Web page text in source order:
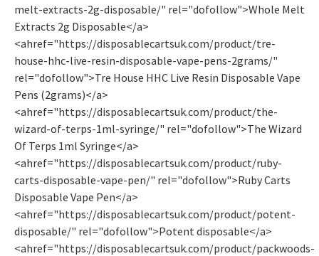
melt-extracts-2g-disposable/" rel="dofollow">Whole Melt
Extracts 2g Disposable</a>
<ahref="https://disposablecartsuk.com/product/tre-
house-hhc-live-resin-disposable-vape-pens-2grams/"
rel="dofollow">Tre House HHC Live Resin Disposable Vape
Pens (2grams)</a>
<ahref="https://disposablecartsuk.com/product/the-
wizard-of-terps-1ml-syringe/" rel="dofollow">The Wizard
Of Terps 1ml Syringe</a>
<ahref="https://disposablecartsuk.com/product/ruby-
carts-disposable-vape-pen/" rel="dofollow">Ruby Carts
Disposable Vape Pen</a>
<ahref="https://disposablecartsuk.com/product/potent-
disposable/" rel="dofollow">Potent disposable</a>
<ahref="https://disposablecartsuk.com/product/packwoods-